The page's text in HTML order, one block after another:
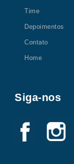
Time
Depoimentos
Contato
Home
Siga-nos